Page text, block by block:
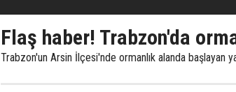
Flaş haber! Trabzon'da
Trabzon'un Arsin İlçesi'nde ormanlık alanda başlayan